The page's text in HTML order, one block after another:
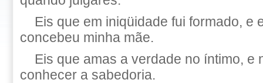
Eis que em iniqüidade fui formado, e
concebeu minha mãe.
Eis que amas a verdade no íntimo, e
conhecer a sabedoria.